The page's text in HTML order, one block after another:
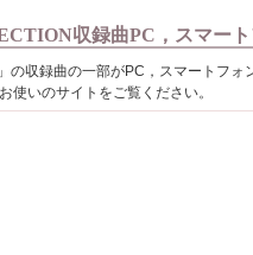
収録曲PC，スマー
の収録曲の一部がPC，スマートフ
使いのサイトをご覧ください。